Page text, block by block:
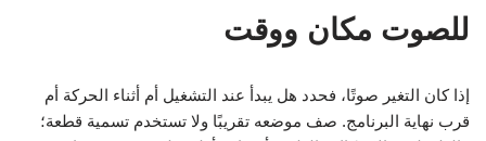
للصوت مكان ووقت
إذا كان التغير صوتًا، فحدد هل يبدأ عند التشغيل أم أثناء الحركة أم
قرب نهاية البرنامج. صف موضعه تقريبًا ولا تستخدم تسمية قطعة؛